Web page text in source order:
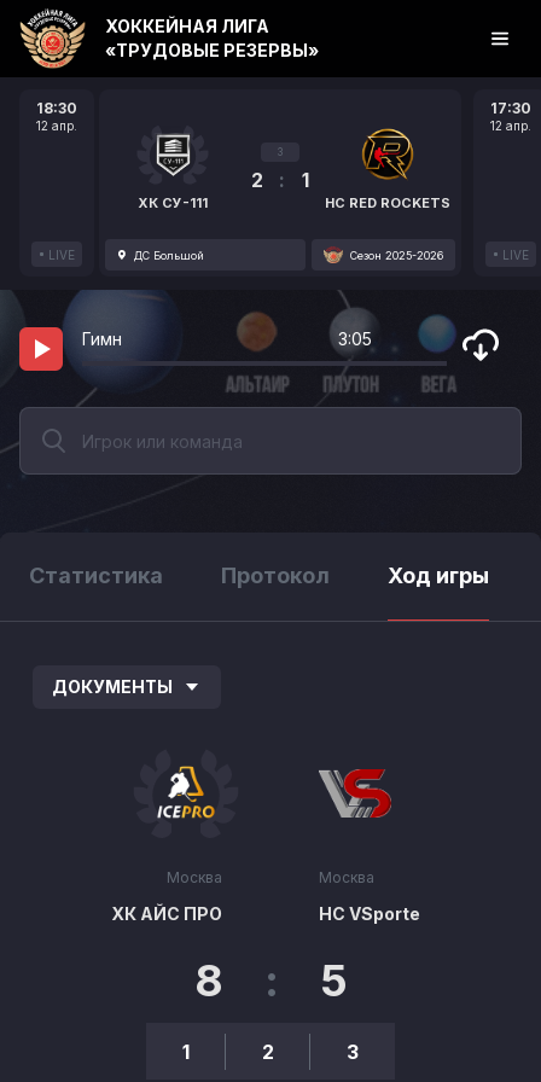
18:30
12 апр.
LIVE
ХК СУ-111
3
2 : 1
HC RED ROCKETS
ДС Большой Сезон 2025-2026
17:30
12 апр.
LIVE
ХОККЕЙНАЯ ЛИГА
«ТРУДОВЫЕ РЕЗЕРВЫ»
Гимн 3:05
Статистика Протокол Ход игры
ДОКУМЕНТЫ
Москва
ХК АЙС ПРО
8 : 5
1 2 3
Москва
HC VSporte